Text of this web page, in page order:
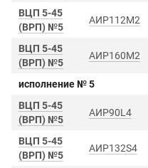
ВЦП 5-45
(ВРП) №5
АИР112М2
ВЦП 5-45
(ВРП) №5
АИР160М2
исполнение № 5
ВЦП 5-45
(ВРП) №5
АИР90L4
ВЦП 5-45
(ВРП) №5
АИР132S4